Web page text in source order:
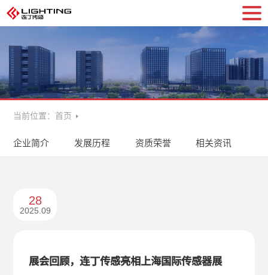
企业简介 发展历程 资质荣誉 相关资讯
当前位置： 首页
28
2025.09
展会回顾，连丁传感亮相上海国际传感器展